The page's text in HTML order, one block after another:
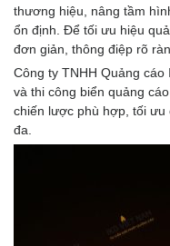
thương hiệu, nâng tầm
ổn định. Để tối ưu hiệu
đơn giản, thông điệp rõ
Công ty TNHH Quảng
và thi công biển quảng
chiến lược phù hợp, tối ưu
đa.